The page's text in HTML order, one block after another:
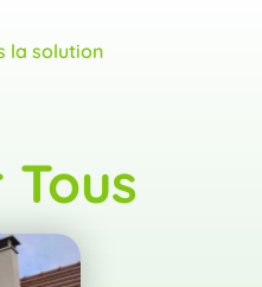
la solution